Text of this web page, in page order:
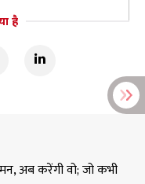
है
अब करेंगी वो; जो कभी